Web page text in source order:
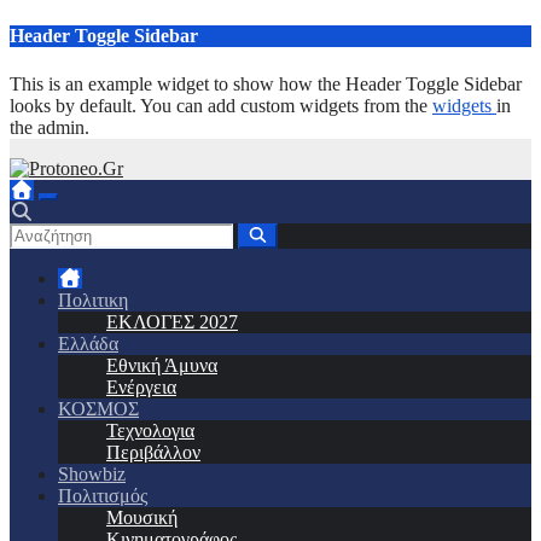
Μετάβαση
περιεχόμενο
Header Toggle Sidebar
This is an example widget to show how the Header Toggle Sidebar
looks by default. You can add custom widgets from the widgets in
the admin.
Πολιτικη
ΕΚΛΟΓΕΣ 2027
Ελλάδα
Εθνική Άμυνα
Ενέργεια
ΚΟΣΜΟΣ
Τεχνολογια
Περιβάλλον
Showbiz
Πολιτισμός
Μουσική